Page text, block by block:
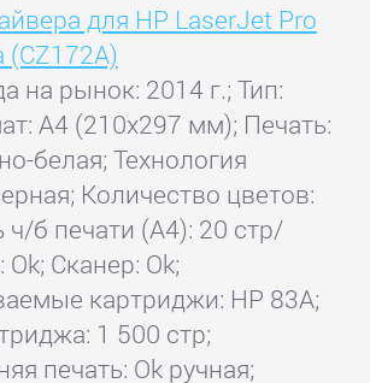
для HP LaserJet Pro
(CZ172A)
на рынок: 2014 г.; Тип:
A4 (210x297 мм); Печать:
белая; Технология
Количество цветов:
ч/б печати (А4): 20 стр/
Сканер: Ok;
картриджи: HP 83A;
1 500 стр;
печать: Ok ручная;